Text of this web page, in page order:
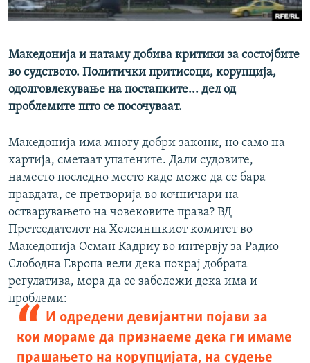
РСЕ веб страници
Македонија и натаму добива критики за состојбите
во судството. Политички притисоци, корупција,
одолговлекување на постапките... дел од
проблемите што се посочуваат.
Македонија има многу добри закони, но само на
хартија, сметаат упатените. Дали судовите,
наместо последно место каде може да се бара
правдата, се претворија во кочничари на
остварувањето на човековите права? ВД
Претседателот на Хелсиншкиот комитет во
Македонија Осман Кадриу во интервју за Радио
Слободна Европа вели дека покрај добрата
регулатива, мора да се забележи дека има и
проблеми:
И одредени девијантни појави за
кои мораме да признаеме дека ги имаме
прашањето на корупцијата, на судење